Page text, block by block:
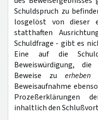
Schuldspruch zu
losgelöst von dieser
statthaften
Schuldfrage - gibt es
Eine auf die
Beweiswürdigung,
Beweise zu erheben
Beweisaufnahme
Prozeßerklärungen
inhaltlich den